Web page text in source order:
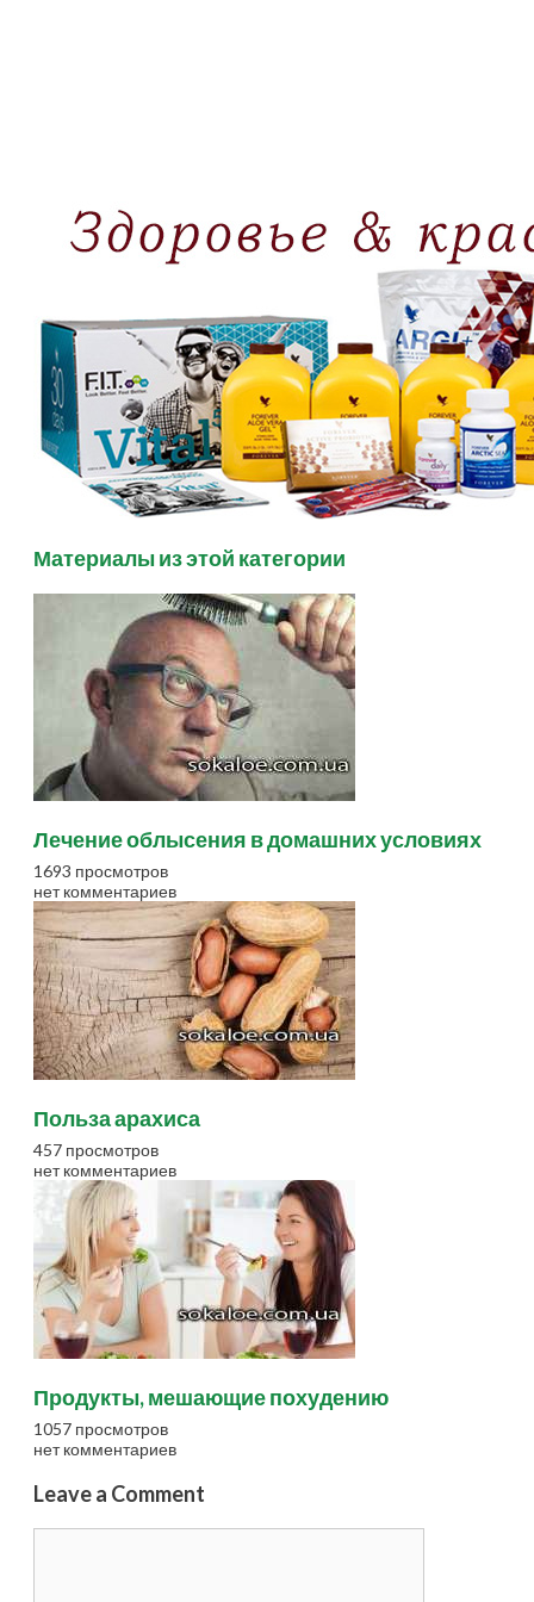
Материалы из этой категории
Лечение облысения в домашних условиях
1693 просмотров
нет комментариев
Польза арахиса
457 просмотров
нет комментариев
Продукты, мешающие похудению
1057 просмотров
нет комментариев
Leave a Comment